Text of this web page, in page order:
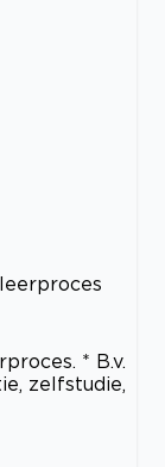
* B.v.
zelfstudie,